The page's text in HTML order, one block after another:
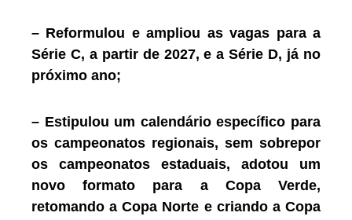
– Reformulou e ampliou as vagas para a
Série C, a partir de 2027, e a Série D, já no
próximo ano;
– Estipulou um calendário específico para
os campeonatos regionais, sem sobrepor
os campeonatos estaduais, adotou um
novo formato para a Copa Verde,
retomando a Copa Norte e criando a Copa